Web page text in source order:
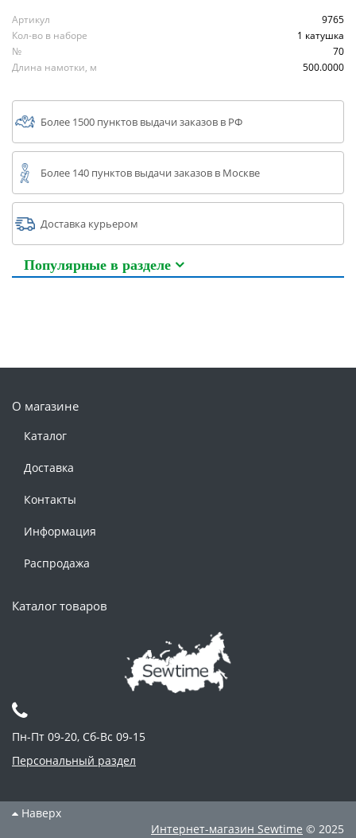
Артикул
9765
Кол-во в наборе
1 катушка
№
70
Длина намотки, м
500.0000
Более 1500 пунктов выдачи заказов в РФ
Более 140 пунктов выдачи заказов в Москве
Доставка курьером
Популярные в разделе
О магазине
Каталог
Доставка
Контакты
Информация
Распродажа
Каталог товаров
Пн-Пт 09-20, Сб-Вс 09-15
Персональный раздел
Наверх
Интернет-магазин Sewtime © 2025